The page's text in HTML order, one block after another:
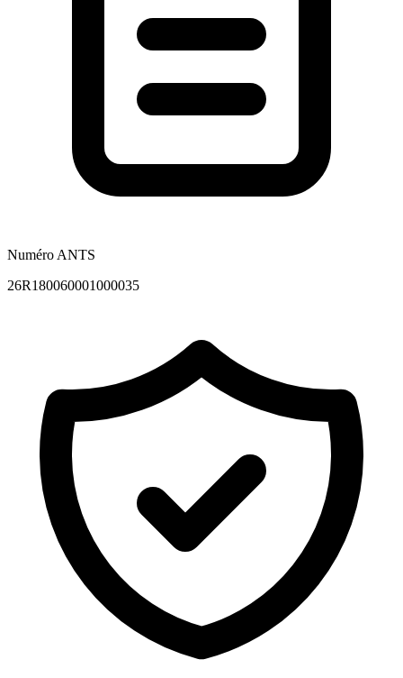
Numéro ANTS
26R180060001000035